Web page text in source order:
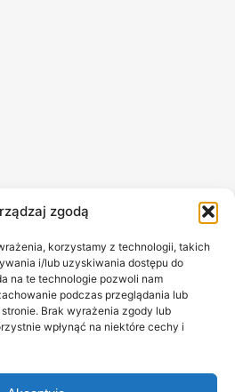
zgodą
korzystamy z technologii, takich
i/lub uzyskiwania dostępu do
na te technologie pozwoli nam
podczas przeglądania lub
Brak wyrażenia zgody lub
wpłynąć na niektóre cechy i